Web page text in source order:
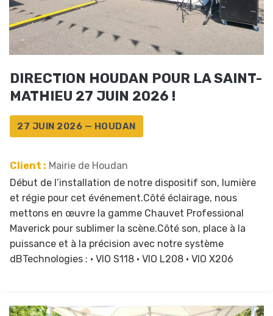
DIRECTION HOUDAN POUR LA SAINT-
MATHIEU 27 JUIN 2026 !
27 JUIN 2026 — HOUDAN
Client : Mairie de Houdan
Début de l’installation de notre dispositif son, lumière
et régie pour cet événement.Côté éclairage, nous
mettons en œuvre la gamme Chauvet Professional
Maverick pour sublimer la scène.Côté son, place à la
puissance et à la précision avec notre système
dBTechnologies : • VIO S118 • VIO L208 • VIO X206